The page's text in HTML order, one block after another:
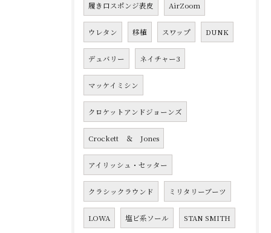
履き口スポンジ表皮 AirZoom
ウレタン 移植 スワップ DUNK
デュバリー ネイチャー3
マッケイミシン
クロケットアンドジョーンズ
Crockett ＆ Jones
アイリッシュ・セッター
クラシックラウンド ミリタリーブーツ
LOWA 塩ビ系ソール STAN SMITH